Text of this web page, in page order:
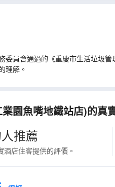
委員會通過的《重慶市生活垃圾
理解。
園魚嘴地鐵站店)的真
推薦
店住客提供的評價。